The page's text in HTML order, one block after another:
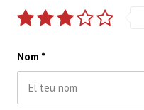
Nom *